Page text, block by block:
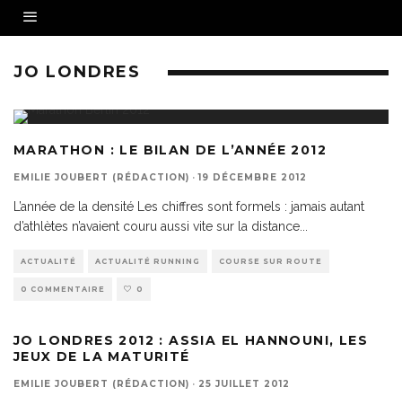
JO LONDRES
MARATHON : LE BILAN DE L’ANNÉE 2012
EMILIE JOUBERT (RÉDACTION) · 19 DÉCEMBRE 2012
L’année de la densité Les chiffres sont formels : jamais autant
d’athlètes n’avaient couru aussi vite sur la distance
ACTUALITÉ ACTUALITÉ RUNNING COURSE SUR ROUTE
0 COMMENTAIRE 0
JO LONDRES 2012 : ASSIA EL HANNOUNI, LES
JEUX DE LA MATURITÉ
EMILIE JOUBERT (RÉDACTION) · 25 JUILLET 2012